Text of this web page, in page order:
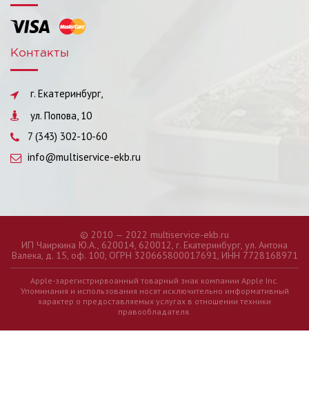
Контакты
г. Екатеринбург,
ул. Попова, 10
7 (343) 302-10-60
info@multiservice-ekb.ru
© 2010 — 2022 multiservice-ekb.ru
ИП Чаиркина Ю.А., 620014, 620012, г. Екатеринбург, ул. Антона
Валека, д. 15, оф. 100, ОГРН 320665800017691, ИНН 7728168971
Apple-зарегистрирвоанный товарный знак компании Apple Inc.
Упоминания и использования носят исключительно информативный
характер о предоставляемых услугах в отношении техники
правообладателя.